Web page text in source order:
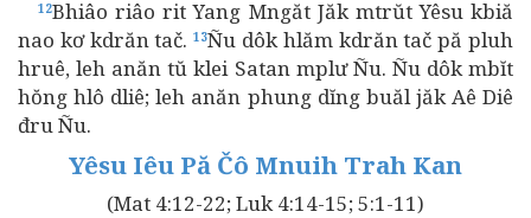
12Bhiâo riâo rit Yang Mngăt Jăk mtrŭt Yêsu kbiă
nao kơ kdrăn tač.13Ñu dôk hlăm kdrăn tač pă pluh
hruê, leh anăn tŭ klei Satan mplư Ñu. Ñu dôk mbĭt
hŏng hlô dliê; leh anăn phung dĭng buăl jăk Aê Diê
đru Ñu.
Yêsu Iêu Pă Čô Mnuih Trah Kan
(Mat 4:12-22; Luk 4:14-15; 5:1-11)